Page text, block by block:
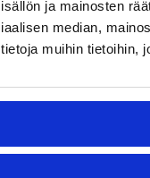
ja mainosten
median,
muihin tietoihin,